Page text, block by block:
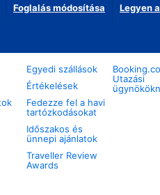
Foglalás módosítása Legyen
Egyedi szállások
Értékelések
Fedezze fel a havi
tartózkodásokat
Időszakos és
ünnepi ajánlatok
Traveller Review
Awards
Utazási